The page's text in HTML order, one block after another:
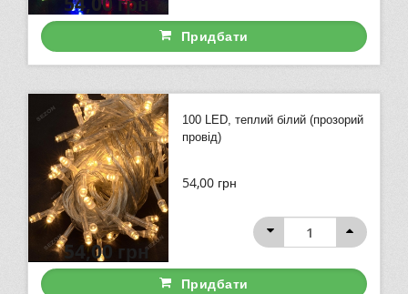
Придбати
100 LED, теплий білий (прозорий
провід)
54,00 грн
54,00грн
Придбати